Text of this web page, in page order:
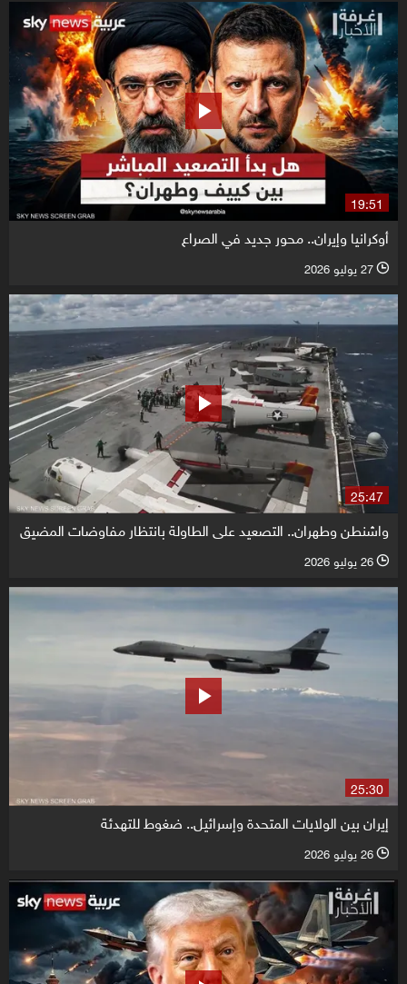
19:51
أوكرانيا وإيران.. محور جديد في الصراع
l 27 يوليو 2026
25:47
واشنطن وطهران.. التصعيد على الطاولة بانتظار مفاوضات المضيق
l 26 يوليو 2026
25:30
إيران بين الولايات المتحدة وإسرائيل.. ضغوط للتهدئة
l 26 يوليو 2026